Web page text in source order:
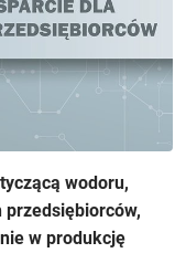
wodoru,
w produkcję